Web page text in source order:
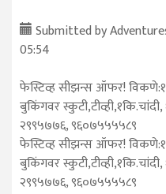
Submitted by
05:54
फेस्टिव्ह सीझन्स ऑफर!
बुकिंगवर
२९९५७७६, ९६०७५५५५८९
फेस्टिव्ह सीझन्स ऑफर!
बुकिंगवर
२९९५७७६, ९६०७५५५५८९